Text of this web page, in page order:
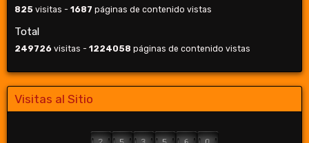
825 visitas - 1687 páginas de contenido vistas
Total
249726 visitas - 1224058 páginas de contenido vistas
Visitas al Sitio